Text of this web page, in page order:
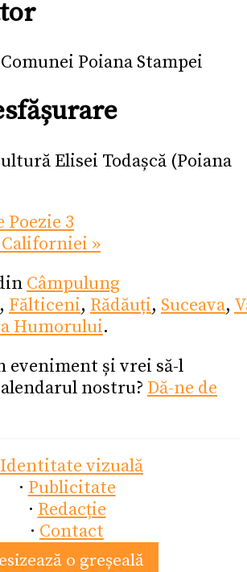
Poiana Stampei
Elisei Todașcă (Poiana
Poezie 3
»
Câmpulung
, Fălticeni, Rădăuți, Suceava,
Humorului.
eveniment și vrei să-l
nostru? Dă-ne de
Identitate vizuală
· Publicitate
· Redacție
· Contact
o greșeală